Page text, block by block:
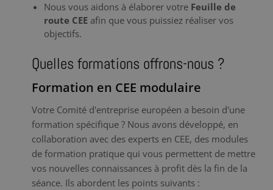
Nous vous aidons à élaborer votre Feuille de
route CEE afin que vous puissiez réaliser vos
objectifs.
Quelles formations offrons-nous ?
Formation en CEE modulaire
Votre Comité d'entreprise européen a besoin d'une
formation spécifique ? Nous avons développé, en
collaboration avec des experts en CEE, des modules
de formation pratique qui vous permettent de mettre
vos nouvelles connaissances à profit dès la fin de la
séance. Ils abordent les points suivants :